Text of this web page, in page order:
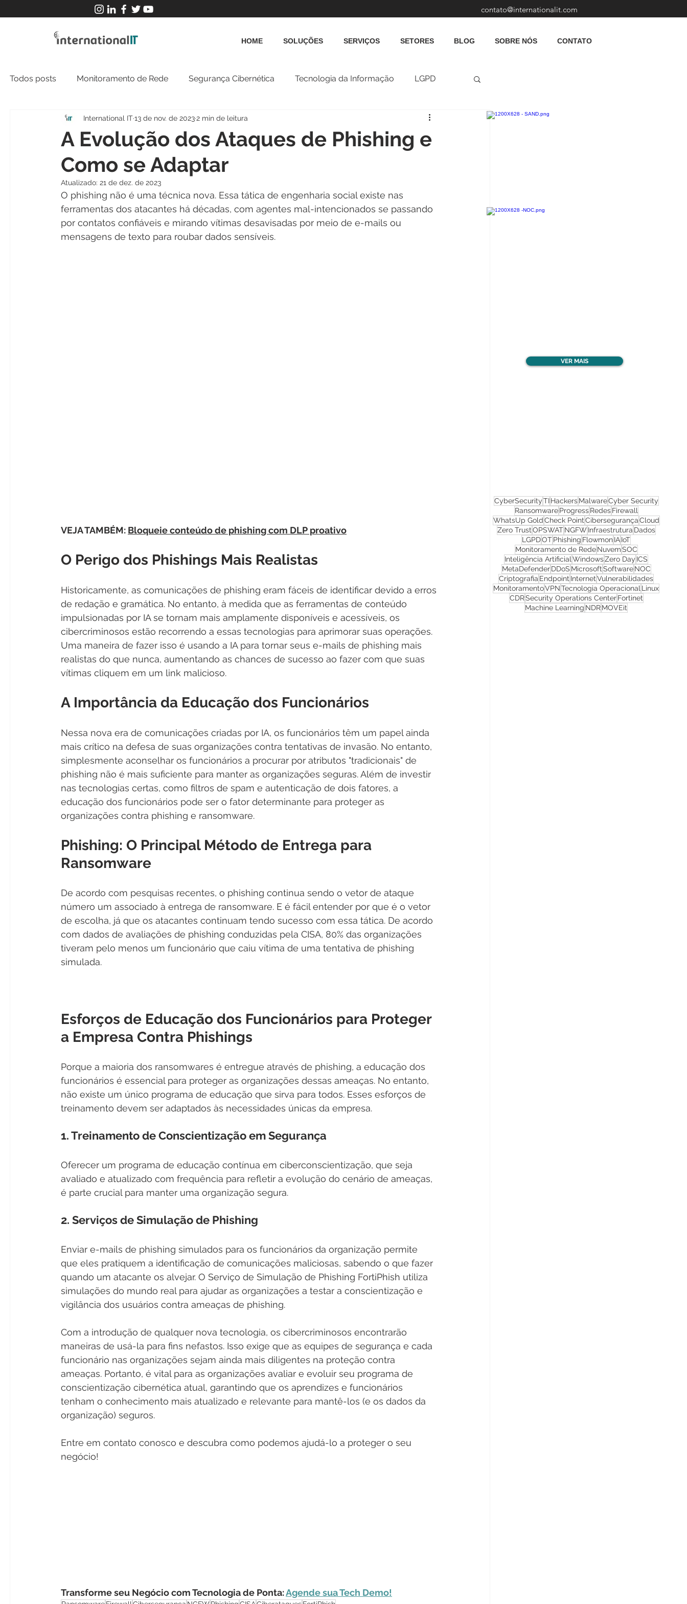
contato@internationalit.com
HOME SOLUÇÕES SERVIÇOS SETORES BLOG SOBRE NÓS CONTATO
Todos posts Monitoramento de Rede Segurança Cibernética Tecnologia da Informação LGPD
NOC Tecnologia Operacional
A Evolução dos Ataques de Phishing e
Como se Adaptar
International IT13 de nov. de 20232 min de leitura
Atualizado: 21 de dez. de 2023
O phishing não é uma técnica nova. Essa tática de engenharia social existe nas
ferramentas dos atacantes há décadas, com agentes mal-intencionados se passando
por contatos confiáveis e mirando vítimas desavisadas por meio de e-mails ou
mensagens de texto para roubar dados sensíveis.
VEJA TAMBÉM: Bloqueie conteúdo de phishing com DLP proativo
O Perigo dos Phishings Mais Realistas
Historicamente, as comunicações de phishing eram fáceis de identificar devido a erros
de redação e gramática. No entanto, à medida que as ferramentas de conteúdo
impulsionadas por IA se tornam mais amplamente disponíveis e acessíveis, os
cibercriminosos estão recorrendo a essas tecnologias para aprimorar suas operações.
Uma maneira de fazer isso é usando a IA para tornar seus e-mails de phishing mais
realistas do que nunca, aumentando as chances de sucesso ao fazer com que suas
vítimas cliquem em um link malicioso.
A Importância da Educação dos Funcionários
Nessa nova era de comunicações criadas por IA, os funcionários têm um papel ainda
mais crítico na defesa de suas organizações contra tentativas de invasão. No entanto,
simplesmente aconselhar os funcionários a procurar por atributos "tradicionais" de
phishing não é mais suficiente para manter as organizações seguras. Além de investir
nas tecnologias certas, como filtros de spam e autenticação de dois fatores, a
educação dos funcionários pode ser o fator determinante para proteger as
organizações contra phishing e ransomware.
Phishing: O Principal Método de Entrega para
Ransomware
De acordo com pesquisas recentes, o phishing continua sendo o vetor de ataque
número um associado à entrega de ransomware. E é fácil entender por que é o vetor
de escolha, já que os atacantes continuam tendo sucesso com essa tática. De acordo
com dados de avaliações de phishing conduzidas pela CISA, 80% das organizações
tiveram pelo menos um funcionário que caiu vítima de uma tentativa de phishing
simulada.
Esforços de Educação dos Funcionários para Proteger
a Empresa Contra Phishings
Porque a maioria dos ransomwares é entregue através de phishing, a educação dos
funcionários é essencial para proteger as organizações dessas ameaças. No entanto,
não existe um único programa de educação que sirva para todos. Esses esforços de
treinamento devem ser adaptados às necessidades únicas da empresa.
1. Treinamento de Conscientização em Segurança
Oferecer um programa de educação contínua em ciberconscientização, que seja
avaliado e atualizado com frequência para refletir a evolução do cenário de ameaças,
é parte crucial para manter uma organização segura.
2. Serviços de Simulação de Phishing
Enviar e-mails de phishing simulados para os funcionários da organização permite
que eles pratiquem a identificação de comunicações maliciosas, sabendo o que fazer
quando um atacante os alvejar. O Serviço de Simulação de Phishing FortiPhish utiliza
simulações do mundo real para ajudar as organizações a testar a conscientização e
vigilância dos usuários contra ameaças de phishing.
Com a introdução de qualquer nova tecnologia, os cibercriminosos encontrarão
maneiras de usá-la para fins nefastos. Isso exige que as equipes de segurança e cada
funcionário nas organizações sejam ainda mais diligentes na proteção contra
ameaças. Portanto, é vital para as organizações avaliar e evoluir seu programa de
conscientização cibernética atual, garantindo que os aprendizes e funcionários
tenham o conhecimento mais atualizado e relevante para mantê-los (e os dados da
organização) seguros.
Entre em contato conosco e descubra como podemos ajudá-lo a proteger o seu
negócio!
Transforme seu Negócio com Tecnologia de Ponta: Agende sua Tech Demo!
CyberSecurityTI Hackers MalwareCyber Security
Ransomware Progress Redes Firewall
WhatsUp GoldCheck PointCibersegurançaCloud
Zero TrustOPSWAT NGFW Infraestrutura Dados
LGPDOTPhishing FlowmonIAIoT
Monitoramento de Rede NuvemSOC
Inteligência Artificial WindowsZero Day ICS
MetaDefender DDoS MicrosoftSoftware NOC
Criptografia Endpoint InternetVulnerabilidades
MonitoramentoVPNTecnologia Operacional Linux
CDRSecurity Operations Center Fortinet
Machine Learning NDRMOVEit
VER MAIS